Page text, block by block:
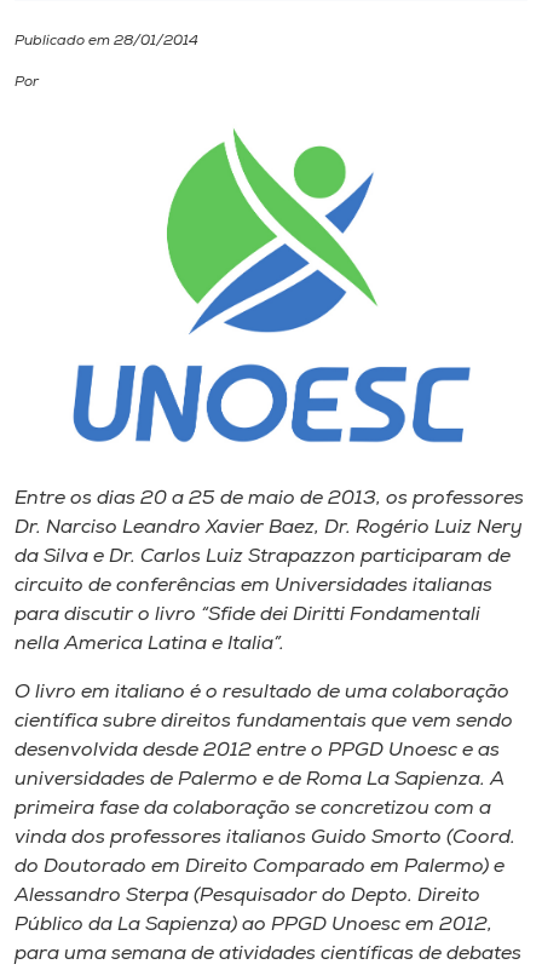
Editora
Museu
Unoesc
Selecione
A+
A-
Publicado em 28/01/2014
Por
Entre os dias 20 a 25 de maio de 2013, os professores
Dr. Narciso Leandro Xavier Baez, Dr. Rogério Luiz Nery
da Silva e Dr. Carlos Luiz Strapazzon participaram de
circuito de conferências em Universidades italianas
para discutir o livro “Sfide dei Diritti Fondamentali
nella America Latina e Italia”.
O livro em italiano é o resultado de uma colaboração
científica subre direitos fundamentais que vem sendo
desenvolvida desde 2012 entre o PPGD Unoesc e as
universidades de Palermo e de Roma La Sapienza. A
primeira fase da colaboração se concretizou com a
vinda dos professores italianos Guido Smorto (Coord.
do Doutorado em Direito Comparado em Palermo) e
Alessandro Sterpa (Pesquisador do Depto. Direito
Público da La Sapienza) ao PPGD Unoesc em 2012,
para uma semana de atividades científicas de debates